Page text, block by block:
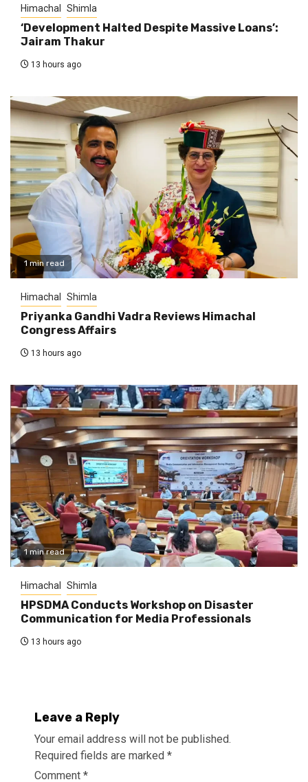
Himachal Shimla
‘Development Halted Despite Massive Loans’:
Jairam Thakur
13 hours ago
1 min read
Himachal Shimla
Priyanka Gandhi Vadra Reviews Himachal
Congress Affairs
13 hours ago
1 min read
Himachal Shimla
HPSDMA Conducts Workshop on Disaster
Communication for Media Professionals
13 hours ago
Leave a Reply
Your email address will not be published.
Required fields are marked *
Comment *